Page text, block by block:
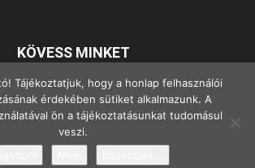
KÖVESS MINKET
- 2022 Minden jog fenntartva.
Tájékoztatjuk, hogy a honlap felhasználói
érdekében sütiket alkalmazunk. A
ön a tájékoztatásunkat tudomásul
veszi.